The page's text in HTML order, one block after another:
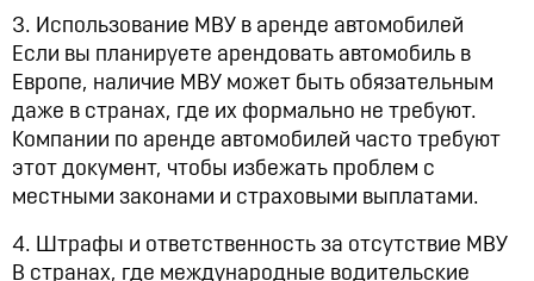
3. Использование МВУ в аренде автомобилей
Если вы планируете арендовать автомобиль в
Европе, наличие МВУ может быть обязательным
даже в странах, где их формально не требуют.
Компании по аренде автомобилей часто требуют
этот документ, чтобы избежать проблем с
местными законами и страховыми выплатами.
4. Штрафы и ответственность за отсутствие МВУ
В странах, где международные водительские